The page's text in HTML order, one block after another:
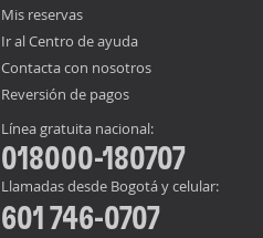
Mis reservas
Ir al Centro de ayuda
Contacta con nosotros
Reversión de pagos
Línea gratuita nacional:
018000-180707
Llamadas desde Bogotá y celular:
601 746-0707